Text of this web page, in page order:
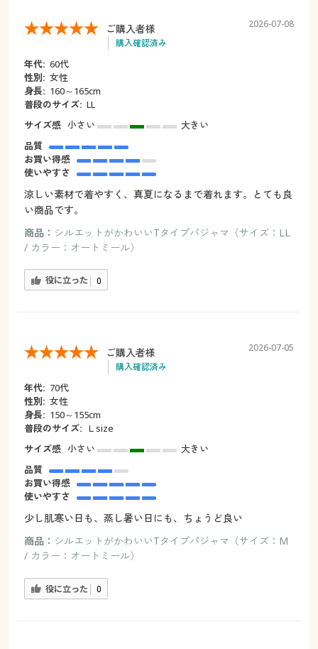
ご購入者様
購入確認済み
2026-07-08
年代: 60代
性別: 女性
身長: 160～165cm
普段のサイズ: LL
サイズ感 小さい
大きい
品質
お買い得感
使いやすさ
涼しい素材で着やすく、真夏になるまで着れます。とても良
い商品です。
商品： シルエットがかわいいTタイプパジャマ（サイズ：LL
/ カラー：オートミール）
役に立った 0
ご購入者様
購入確認済み
2026-07-05
年代: 70代
性別: 女性
身長: 150～155cm
普段のサイズ: Ｌsize
サイズ感 小さい
大きい
品質
お買い得感
使いやすさ
少し肌寒い日も、蒸し暑い日にも、ちょうど良い
商品： シルエットがかわいいTタイプパジャマ（サイズ：M
/ カラー：オートミール）
役に立った 0